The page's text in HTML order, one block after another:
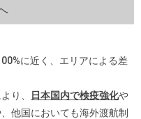
に近く、エリアによる差
り、
日本国内で検疫強化や
他国においても海外渡航制